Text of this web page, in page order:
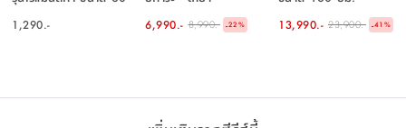
X 90 ซม. - คละสี
1,290.- 6,990.- 8,990.- -22%
หินทราย ไฮกลอส
13,990.- 23,900.- -41 %